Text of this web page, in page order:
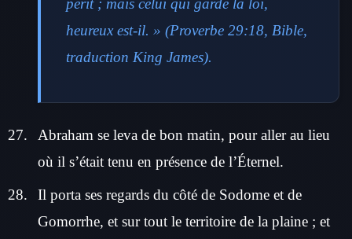
périt ; mais celui qui garde la loi,
heureux est-il. » (Proverbe 29:18, Bible,
traduction King James).
Abraham se leva de bon matin, pour aller au lieu
où il s’était tenu en présence de l’Éternel.
Il porta ses regards du côté de Sodome et de
Gomorrhe, et sur tout le territoire de la plaine ; et